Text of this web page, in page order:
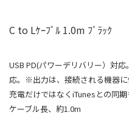
C to Lｹｰﾌﾞﾙ 1.0m ﾌﾞﾗｯｸ
USB PD(パワーデリバリー）対
応。※出力は、接続される機器に
充電だけではなくiTunesとの同期
ケーブル長、約1.0m